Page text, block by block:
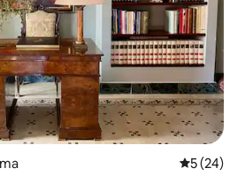
Średnia
5 (24)